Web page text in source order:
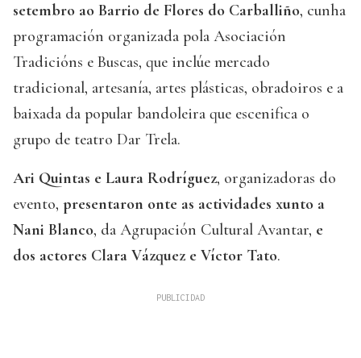
setembro ao Barrio de Flores do Carballiño, cunha
programación organizada pola Asociación
Tradicións e Buscas, que inclúe mercado
tradicional, artesanía, artes plásticas, obradoiros e a
baixada da popular bandoleira que escenifica o
grupo de teatro Dar Trela.
Ari Quintas e Laura Rodríguez, organizadoras do
evento, presentaron onte as actividades xunto a
Nani Blanco, da Agrupación Cultural Avantar, e
dos actores Clara Vázquez e Víctor Tato.